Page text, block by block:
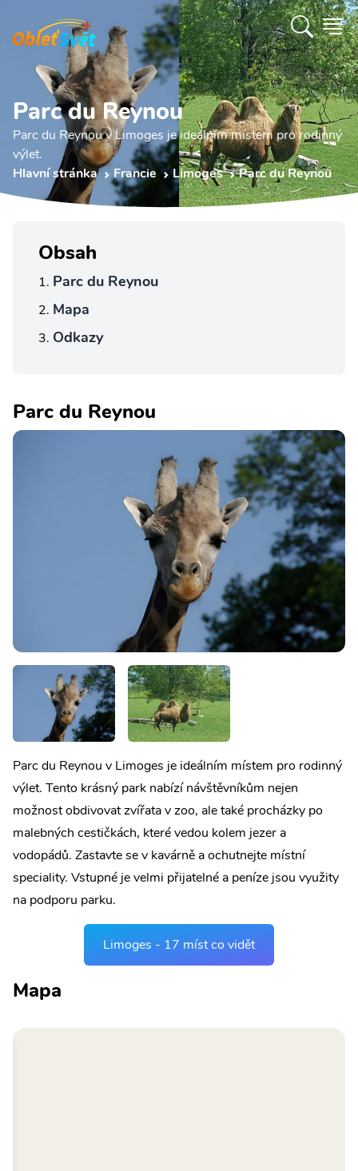
Parc du Reynou
Parc du Reynou v Limoges je ideálním místem pro rodinný
výlet.
Hlavní stránka
Francie Limoges Parc du Reynou
Obsah
Parc du Reynou
Mapa
Odkazy
Parc du Reynou
Parc du Reynou v Limoges je ideálním místem pro rodinný
výlet. Tento krásný park nabízí návštěvníkům nejen
možnost obdivovat zvířata v zoo, ale také procházky po
malebných cestičkách, které vedou kolem jezer a
vodopádů. Zastavte se v kavárně a ochutnejte místní
speciality. Vstupné je velmi přijatelné a peníze jsou využity
na podporu parku.
Limoges - 17 míst co vidět
Mapa